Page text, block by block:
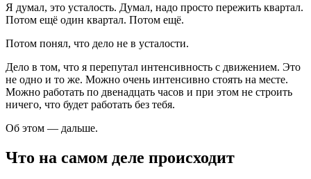
Я думал, это усталость. Думал, надо просто пережить квартал.
Потом ещё один квартал. Потом ещё.
Потом понял, что дело не в усталости.
Дело в том, что я перепутал интенсивность с движением. Это
не одно и то же. Можно очень интенсивно стоять на месте.
Можно работать по двенадцать часов и при этом не строить
ничего, что будет работать без тебя.
Об этом — дальше.
Что на самом деле происходит